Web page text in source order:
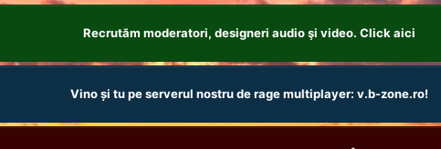
Recrutăm moderatori, designeri audio şi video. Click aici
Vino și tu pe serverul nostru de rage multiplayer: v.b-zone.ro!